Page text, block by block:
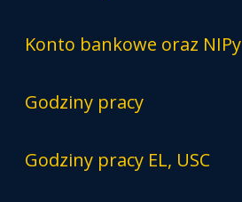
Konto bankowe oraz NIPy
Godziny pracy
Godziny pracy EL, USC